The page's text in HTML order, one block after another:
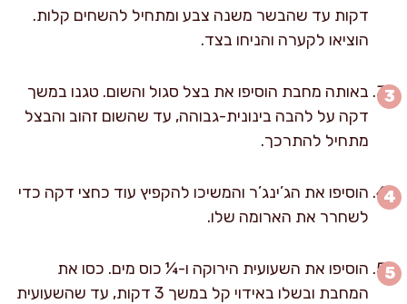
דקות עד שהבשר משנה צבע ומתחיל להשחים קלות.
הוציאו לקערה והניחו בצד.
באותה מחבת הוסיפו את בצל סגול והשום. טגנו במשך
דקה על להבה בינונית-גבוהה, עד שהשום זהוב והבצל
מתחיל להתרכך.
הוסיפו את הג’ינג’ר והמשיכו להקפיץ עוד כחצי דקה כדי
לשחרר את הארומה שלו.
הוסיפו את השעועית הירוקה ו-¼ כוס מים. כסו את
המחבת ובשלו באידוי קל במשך 3 דקות, עד שהשעועית